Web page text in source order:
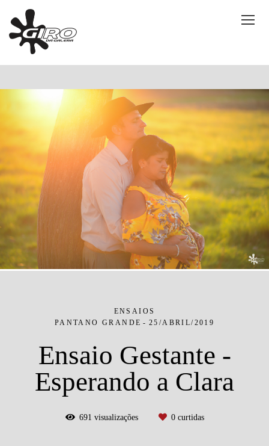
ENSAIOS
PANTANO GRANDE
25/ABRIL/2019
Ensaio Gestante -
Esperando a Clara
691 visualizações 0curtidas